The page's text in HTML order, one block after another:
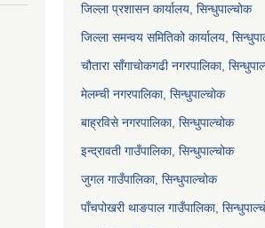
जिल्ला प्रशासन कार्यालय, सिन्धुपाल्चोक
जिल्ला समन्वय समितिको कार्यालय,
चौतारा साँगाचोकगढी नगरपालिका,
मेलम्ची नगरपालिका, सिन्धुपाल्चोक
बाह्रविसे नगरपालिका, सिन्धुपाल्चोक
इन्द्रावती गाउँपालिका, सिन्धुपाल्चोक
जुगल गाउँपालिका, सिन्धुपाल्चोक
पाँचपोखरी थाङपाल गाउँपालिका,